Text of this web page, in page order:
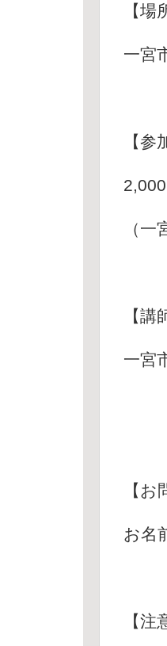
【場
一宮
【参
（
【講
一宮
【
お名
【注